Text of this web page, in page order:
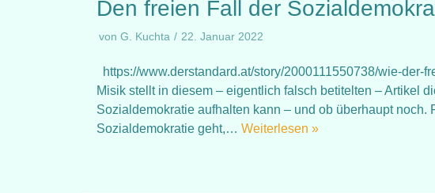
Den freien Fall der
von G. Kuchta 22. Januar 2022
https://www.derstandard.at/story/2000111550738/wie-
Misik stellt in diesem – eigentlich falsch betitelten – Artikel
Sozialdemokratie aufhalten kann – und ob überhaupt noch.
Sozialdemokratie geht,… Weiterlesen »